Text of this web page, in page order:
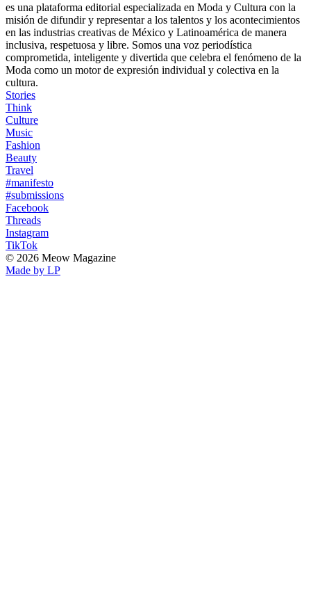
es una plataforma editorial especializada en Moda y Cultura con la
misión de difundir y representar a los talentos y los acontecimientos
en las industrias creativas de México y Latinoamérica de manera
inclusiva, respetuosa y libre. Somos una voz periodística
comprometida, inteligente y divertida que celebra el fenómeno de la
Moda como un motor de expresión individual y colectiva en la
cultura.
Stories
Think
Culture
Music
Fashion
Beauty
Travel
#manifesto
#submissions
Facebook
Threads
Instagram
TikTok
© 2026 Meow Magazine
Made by LP